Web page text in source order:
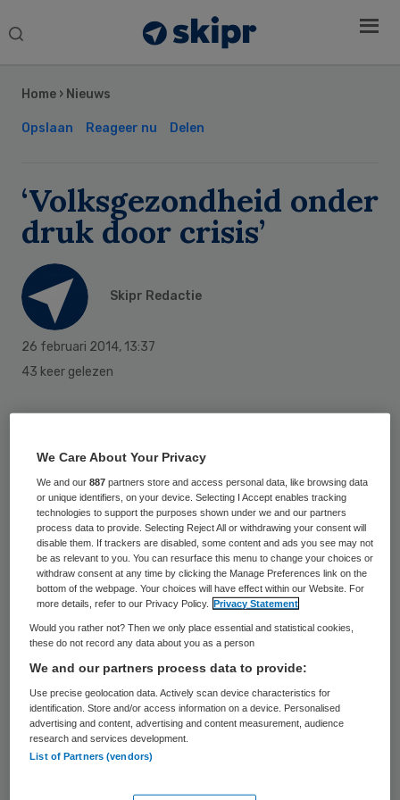
Search
Home › Nieuws
Opslaan Reageer nu Delen
‘Volksgezondheid onder
druk door crisis’
Skipr Redactie
26 februari 2014, 13:37
43 keer gelezen
gemiddelde levensverwachting van mensen
negen maanden lager. Mensen krijgen
gezondheidsproblemen als gevolg van
stress door een financieel economische
crisis. Dit blijkt uit onderzoek van Mathijs
van Dijk van de Erasmus Universiteit.
De gemiddelde levensverwachting neem
alcohol en/of drugs en er minder goed
gegeten wordt.
Kwaliteit van zorg
Sidebar
We Care About Your Privacy
We and our887 partners store and access personal data, like browsing data
or unique identifiers, on your device. Selecting I Accept enables tracking
technologies to support the purposes shown under we and our partners
process data to provide. Selecting Reject All or withdrawing your consent will
disable them. If trackers are disabled, some content and ads you see may not
be as relevant to you. You can resurface this menu to change your choices or
withdraw consent at any time by clicking the Manage Preferences link on the
bottom of the webpage. Your choices will have effect within our Website. For
more details, refer to our Privacy Policy.
Privacy Statement
Would you rather not? Then we only place essential and statistical cookies,
these do not record any data about you as a person
We and our partners process data to provide:
Use precise geolocation data. Actively scan device characteristics for
identification. Store and/or access information on a device. Personalised
advertising and content, advertising and content measurement, audience
research and services development.
List of Partners (vendors)